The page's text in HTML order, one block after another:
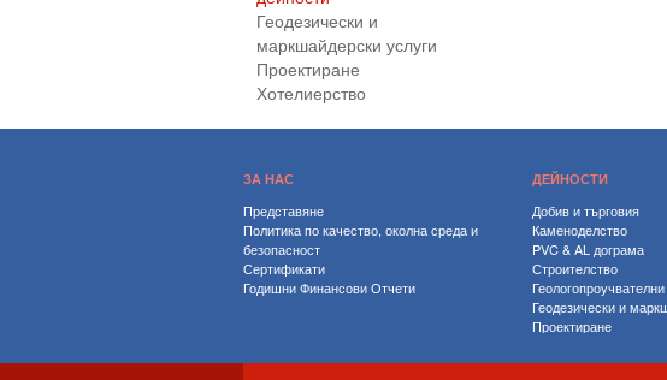
Геодезически и
маркшайдерски услуги
Проектиране
Хотелиерство
ЗА НАС
Представяне
Политика по качество, околна среда и
безопасност
Сертификати
Годишни Финансови Отчети
ДЕЙНОСТИ
Добив и търговия
Каменоделство
PVC & AL дограма
Строителство
Геодезически и
Проектиране